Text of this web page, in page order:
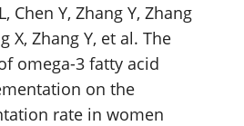
Chen Y, Zhang Y, Zhang
X, Zhang Y, et al. The
omega-3 fatty acid
on the
rate in women